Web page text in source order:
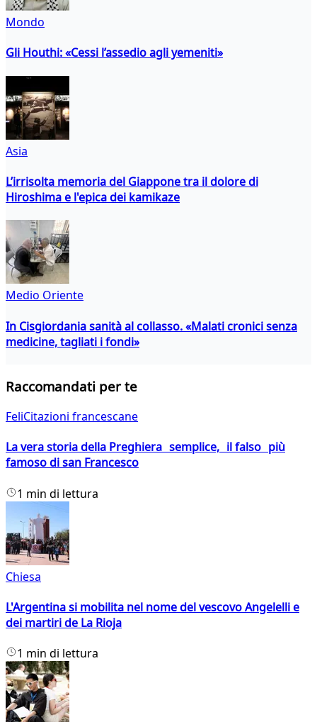
Mondo
Gli Houthi: «Cessi l’assedio agli yemeniti»
Asia
L’irrisolta memoria del Giappone tra il dolore di
Hiroshima e l'epica dei kamikaze
Medio Oriente
In Cisgiordania sanità al collasso. «Malati cronici senza
medicine, tagliati i fondi»
Raccomandati per te
FeliCitazioni francescane
La vera storia della Preghiera semplice, il falso più
famoso di san Francesco
1 min di lettura
Chiesa
L'Argentina si mobilita nel nome del vescovo Angelelli e
dei martiri de La Rioja
1 min di lettura